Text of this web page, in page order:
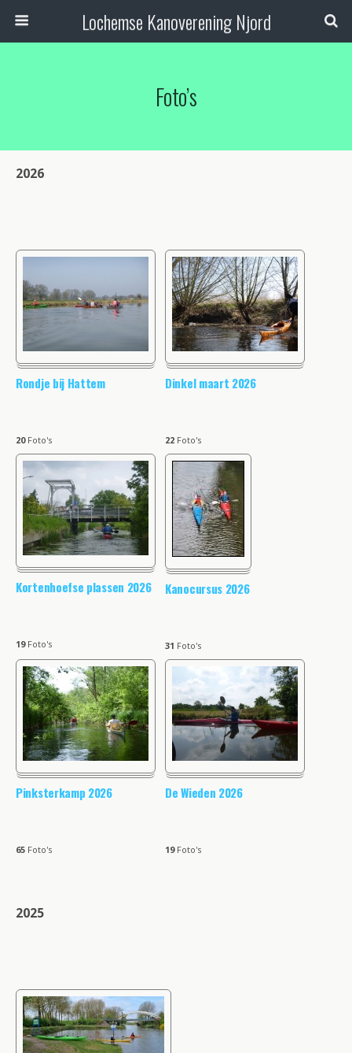
Lochemse Kanoverening Njord
Foto’s
2026
Rondje bij Hattem
20Foto's
Dinkel maart 2026
22 Foto's
Kortenhoefse plassen 2026
19Foto's
Kanocursus 2026
31 Foto's
Pinksterkamp 2026
65 Foto's
De Wieden 2026
19Foto's
2025